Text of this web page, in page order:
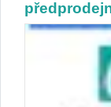
nakoniec
stanice, či
LUX v
prihlásení